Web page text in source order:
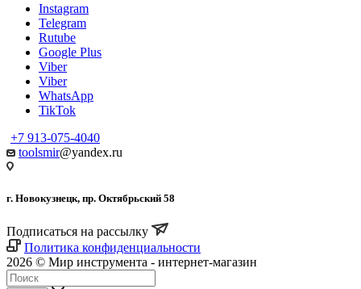
Instagram
Telegram
Rutube
Google Plus
Viber
Viber
WhatsApp
TikTok
+7 913-075-4040
toolsmir@yandex.ru
г. Новокузнецк, пр. Октябрьский 58
Подписаться на рассылку
Политика конфиденциальности
2026 © Мир инструмента - интернет-магазин